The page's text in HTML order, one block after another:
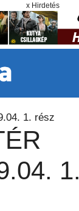
x Hirdetés
1.